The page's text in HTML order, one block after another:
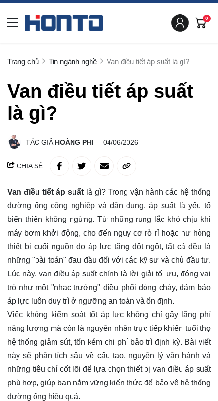
0
Trang chủ Tin ngành nghề Van điều tiết áp suất là gì?
Van điều tiết áp suất
là gì?
TÁC GIẢ HOÀNG PHI 04/06/2026
CHIA SẺ:
Van điều tiết áp suất là gì? Trong vận hành các hệ thống
đường ống công nghiệp và dân dụng, áp suất là yếu tố
biến thiên không ngừng. Từ những rung lắc khó chịu khi
máy bơm khởi động, cho đến nguy cơ rò rỉ hoặc hư hỏng
thiết bị cuối nguồn do áp lực tăng đột ngột, tất cả đều là
những "bài toán" đau đầu đối với các kỹ sư và chủ đầu tư.
Lúc này, van điều áp suất chính là lời giải tối ưu, đóng vai
trò như một "nhạc trưởng" điều phối dòng chảy, đảm bảo
áp lực luôn duy trì ở ngưỡng an toàn và ổn định.
Việc không kiểm soát tốt áp lực không chỉ gây lãng phí
năng lượng mà còn là nguyên nhân trực tiếp khiến tuổi thọ
hệ thống giảm sút, tốn kém chi phí bảo trì định kỳ. Bài viết
này sẽ phân tích sâu về cấu tạo, nguyên lý vận hành và
những tiêu chí cốt lõi để lựa chọn thiết bị van điều áp suất
phù hợp, giúp bạn nắm vững kiến thức để bảo vệ hệ thống
đường ống hiệu quả.